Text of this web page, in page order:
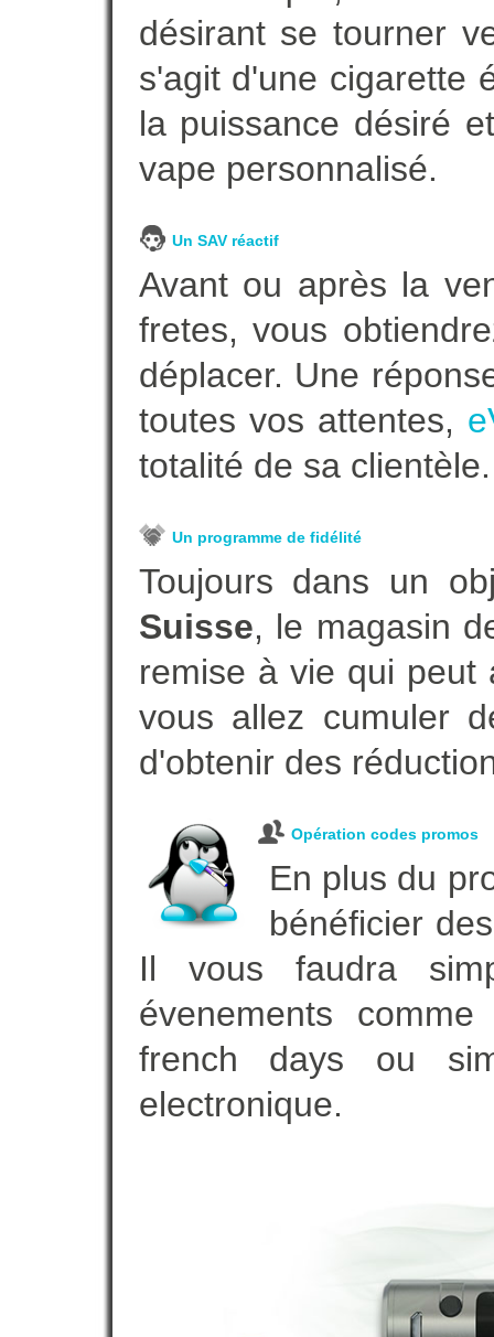
désirant se tourner
s'agit d'une cigarette
la puissance désiré
vape personnalisé.
Un SAV réactif
Avant ou après la
fretes, vous
déplacer. Une
toutes vos attentes,
totalité de sa clientèle.
Un programme de fidélité
Toujours dans un
Suisse, le magasin
remise à vie qui peut
vous allez cumuler
d'obtenir des
Opération codes promos
En plus du
bénéficier
Il vous faudra
évenements
french days ou
electronique.